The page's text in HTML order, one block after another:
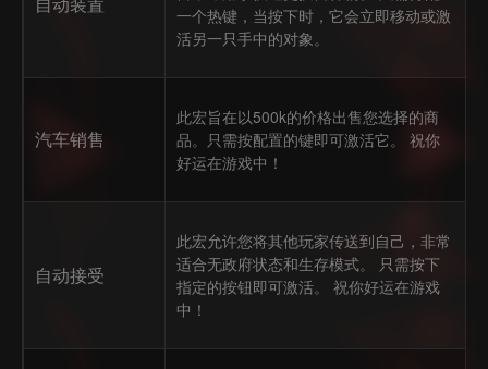
一个热键，当按下时，它会立即移动或激
活另一只手中的对象。
汽车销售
此宏旨在以500k的价格出售您选择的商
品。只需按配置的键即可激活它。 祝你
好运在游戏中！
自动接受
此宏允许您将其他玩家传送到自己，非常
适合无政府状态和生存模式。 只需按下
指定的按钮即可激活。 祝你好运在游戏
中！